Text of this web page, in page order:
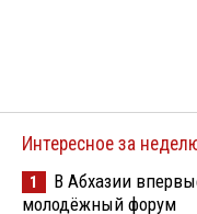
Интересное за
1
В Абхазии
молодёжный форум